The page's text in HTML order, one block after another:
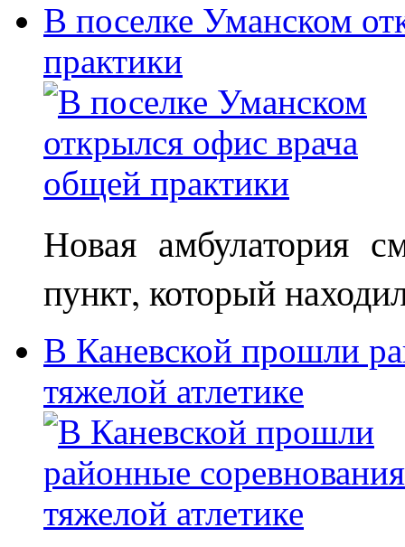
В поселке Уманском
практики
Новая амбулатория
пункт, который
В Каневской прошли
тяжелой атлетике